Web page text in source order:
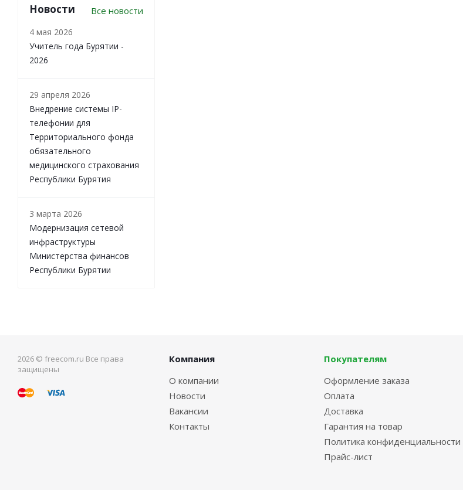
Новости Все новости
4 мая 2026
Учитель года Бурятии -
2026
29 апреля 2026
Внедрение системы IP-
телефонии для
Территориального фонда
обязательного
медицинского страхования
Республики Бурятия
3 марта 2026
Модернизация сетевой
инфраструктуры
Министерства финансов
Республики Бурятии
2026 © freecom.ru Все права
защищены
Компания
О компании
Новости
Вакансии
Контакты
Покупателям
Оформление заказа
Оплата
Доставка
Гарантия на товар
Политика конфиденциальности
Прайс-лист